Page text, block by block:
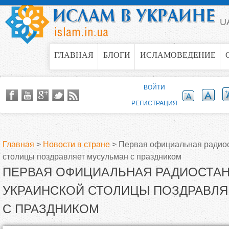
Jump to navigation
ГЛАВНАЯ БЛОГИ ИСЛАМОВЕДЕНИЕ
В
ы
з
Главная > Новости в стране > Первая официальная
столицы поздравляет мусульман с праздником
ПЕРВАЯ ОФИЦИАЛЬНАЯ
УКРАИНСКОЙ СТОЛИЦЫ
С ПРАЗДНИКОМ
ВОЙТИ
РЕГИСТРАЦИЯ